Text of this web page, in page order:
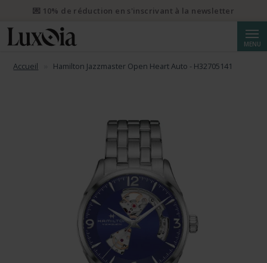
MENU
Accueil Hamilton Jazzmaster Open Heart Auto - H32705141
📦 Envoi prioritaire gratuit dès CHF 50. Envoi prioritaire
recommandé dès CHF 250.